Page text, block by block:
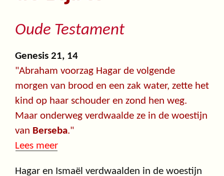
Oude Testament
Genesis 21, 14
"Abraham voorzag Hagar de volgende
morgen van brood en een zak water, zette het
kind op haar schouder en zond hen weg.
Maar onderweg verdwaalde ze in de woestijn
van Berseba."
Lees meer
Hagar en Ismaël verdwaalden in de woestijn